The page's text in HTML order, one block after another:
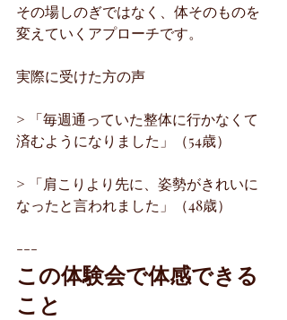
その場しのぎではなく、体そのものを
変えていくアプローチです。
実際に受けた方の声
> 「毎週通っていた整体に行かなくて
済むようになりました」（54歳）
> 「肩こりより先に、姿勢がきれいに
なったと言われました」（48歳）
---
この体験会で体感できる
こと